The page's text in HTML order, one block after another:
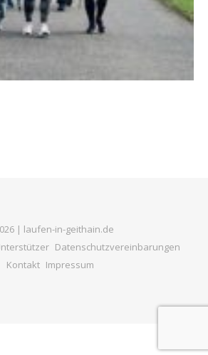
| laufen-in-geithain.de
Datenschutzvereinbarungen
Kontakt Impressum